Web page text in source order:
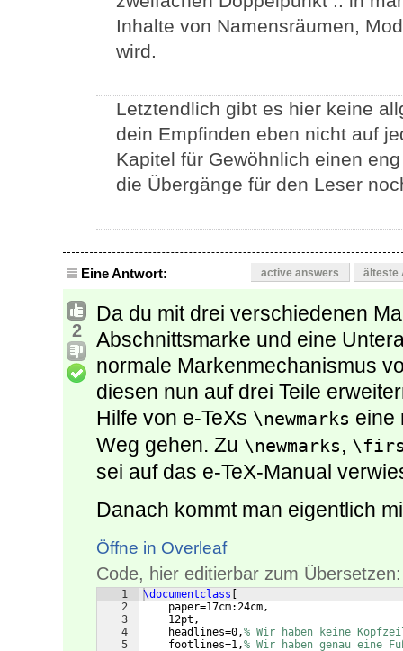
Inhalte von Namensräumen,
wird.
Letztendlich gibt es hier keine
dein Empfinden eben nicht auf
Kapitel für Gewöhnlich einen
die Übergänge für den Leser
Eine Antwort: active answers älteste
2
Da du mit drei verschiedenen
Abschnittsmarke und eine
normale Markenmechanismus
diesen nun auf drei Teile
Hilfe von e-TeXs \newmarks eine
Weg gehen. Zu \newmarks,
sei auf das e-TeX-Manual
Danach kommt man eigentlich
Öffne in Overleaf
Code, hier editierbar zum Übersetzen:
1
2
3
4
5
\documentclass
    paper=17cm:24cm,
    12pt,
    headlines=0,
% Wir haben keine
    footlines=1,
% Wir haben genau eine